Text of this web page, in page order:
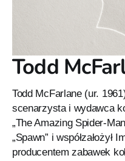
Todd
Todd McFarlane (ur.
scenarzysta i wydawca
„The Amazing Spider-
„Spawn” i współzałożył
producentem zabawek